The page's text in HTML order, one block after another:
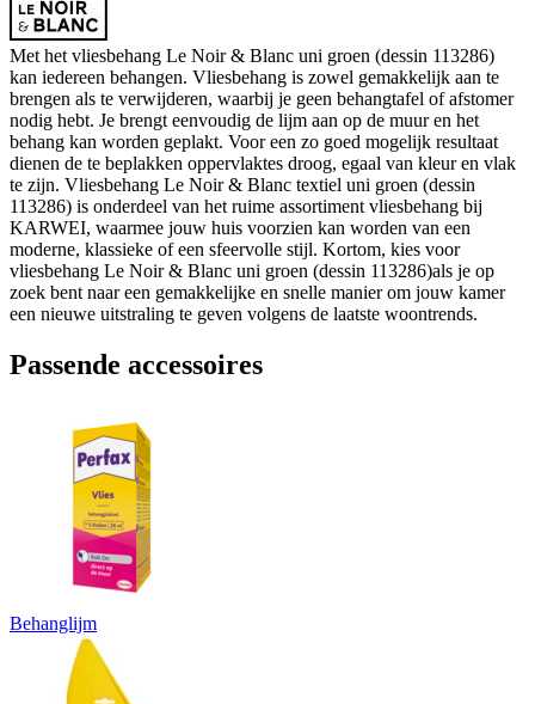
Met het vliesbehang Le Noir & Blanc uni groen (dessin 113286)
kan iedereen behangen. Vliesbehang is zowel gemakkelijk aan te
brengen als te verwijderen, waarbij je geen behangtafel of afstomer
nodig hebt. Je brengt eenvoudig de lijm aan op de muur en het
behang kan worden geplakt. Voor een zo goed mogelijk resultaat
dienen de te beplakken oppervlaktes droog, egaal van kleur en vlak
te zijn. Vliesbehang Le Noir & Blanc textiel uni groen (dessin
113286) is onderdeel van het ruime assortiment vliesbehang bij
KARWEI, waarmee jouw huis voorzien kan worden van een
moderne, klassieke of een sfeervolle stijl. Kortom, kies voor
vliesbehang Le Noir & Blanc uni groen (dessin 113286)als je op
zoek bent naar een gemakkelijke en snelle manier om jouw kamer
een nieuwe uitstraling te geven volgens de laatste woontrends.
Passende accessoires
Behanglijm